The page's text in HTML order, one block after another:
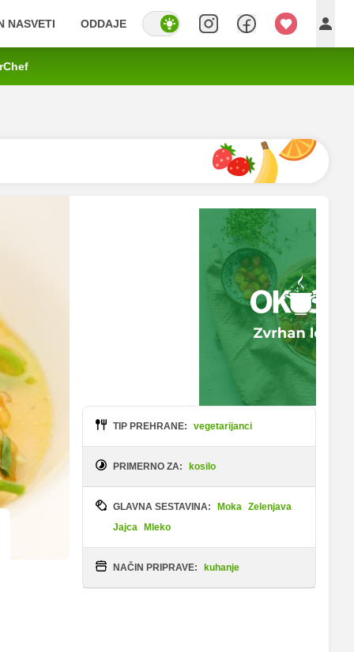
NASVETI ODDAJE
TIP PREHRANE: vegetarijanci
PRIMERNO ZA: kosilo
GLAVNA SESTAVINA: Moka Zelenjava
Jajca
Mleko
NAČIN PRIPRAVE: kuhanje